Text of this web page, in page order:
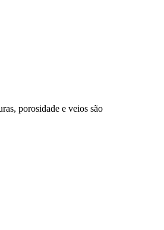
porosidade e veios são